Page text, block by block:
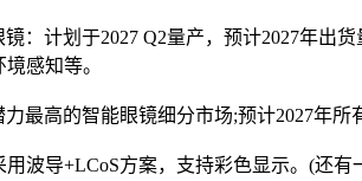
计划于2027 Q2量产，预计2027年出
感知等。
高的智能眼镜细分市场;预计2027年所
导+LCoS方案，支持彩色显示。(还有